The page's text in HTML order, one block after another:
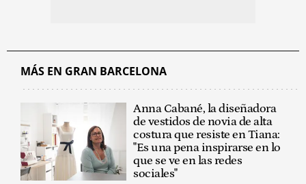
MÁS EN GRAN BARCELONA
Anna Cabané, la diseñadora
de vestidos de novia de alta
costura que resiste en Tiana:
"Es una pena inspirarse en lo
que se ve en las redes
sociales"